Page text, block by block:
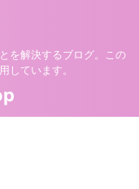
を解決するブログ。この
しています。